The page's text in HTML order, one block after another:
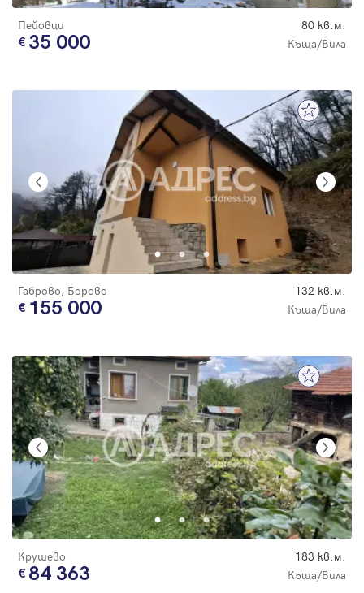
Пейовци 80 кв.м.
35 000 Къща/Вила
Габрово, Борово 132 кв.м.
155 000 Къща/Вила
Крушево 183 кв.м.
84 363 Къща/Вила